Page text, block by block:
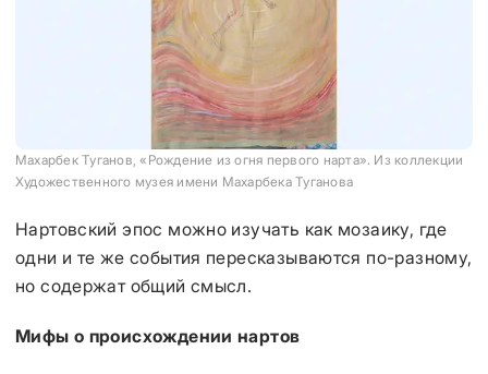
Махарбек Туганов, «Рождение из огня первого нарта». Из коллекции
Художественного музея имени Махарбека Туганова
Нартовский эпос можно изучать как мозаику, где
одни и те же события пересказываются по-разному,
но содержат общий смысл.
Мифы о происхождении нартов